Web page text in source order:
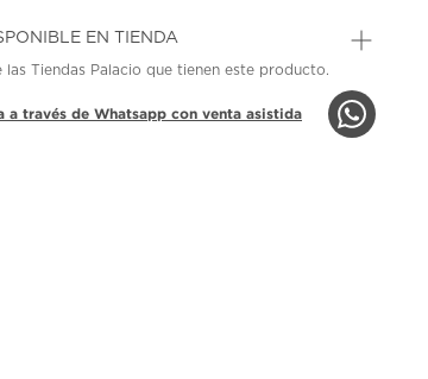
EN TIENDA
las Tiendas Palacio que tienen este producto.
a través de Whatsapp con venta asistida